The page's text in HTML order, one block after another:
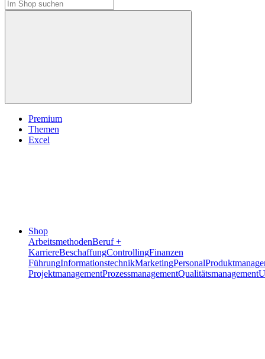
Premium
Themen
Excel
Shop
ArbeitsmethodenBeruf +
KarriereBeschaffungControllingFinanzen
FührungInformationstechnikMarketingPersonal
ProjektmanagementProzessmanagementQualitätsmanagement